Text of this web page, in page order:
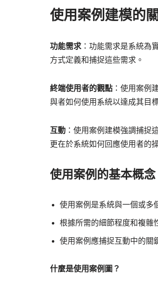
使用案例建模的
功能需求 ：功能需求是系統為
方式定義和捕捉這些需求。
終端使用者的觀點 ：使用案例
與者如何使用系統以達成其目
互動 ：使用案例建模強調捕捉
更在於系統如何回應使用者的
使用案例的基本概念
使用案例是系統與一個或多
根據所需的細節程度和複雜
使用案例應捕捉互動中的關
什麼是使用案例圖？